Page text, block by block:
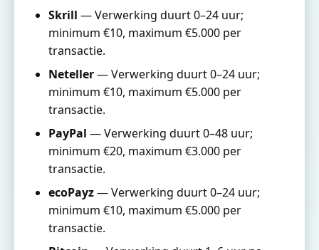
Skrill — Verwerking duurt 0–24 uur;
minimum €10, maximum €5.000 per
transactie.
Neteller— Verwerking duurt 0–24 uur;
minimum €10, maximum €5.000 per
transactie.
PayPal — Verwerking duurt 0–48 uur;
minimum €20, maximum €3.000 per
transactie.
ecoPayz— Verwerking duurt 0–24 uur;
minimum €10, maximum €5.000 per
transactie.